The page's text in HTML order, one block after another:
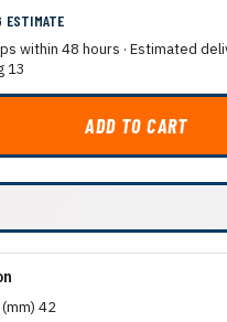
ESTIMATE
within 48 hours · Estimated
13
ADD TO CART
42